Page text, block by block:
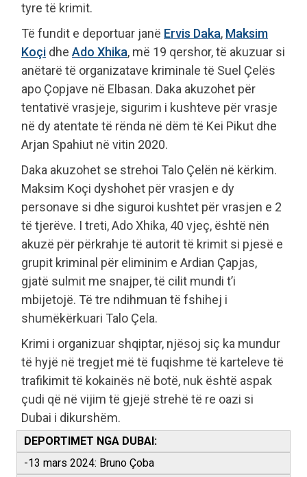
tyre të krimit.
Të fundit e deportuar janë Ervis Daka, Maksim
Koçi dhe Ado Xhika, më 19 qershor, të akuzuar si
anëtarë të organizatave kriminale të Suel Çelës
apo Çopjave në Elbasan. Daka akuzohet për
tentativë vrasjeje, sigurim i kushteve për vrasje
në dy atentate të rënda në dëm të Kei Pikut dhe
Arjan Spahiut në vitin 2020.
Daka akuzohet se strehoi Talo Çelën në kërkim.
Maksim Koçi dyshohet për vrasjen e dy
personave si dhe siguroi kushtet për vrasjen e 2
të tjerëve. I treti, Ado Xhika, 40 vjeç, është nën
akuzë për përkrahje të autorit të krimit si pjesë e
grupit kriminal për eliminim e Ardian Çapjas,
gjatë sulmit me snajper, të cilit mundi t’i
mbijetojë. Të tre ndihmuan të fshihej i
shumëkërkuari Talo Çela.
Krimi i organizuar shqiptar, njësoj siç ka mundur
të hyjë në tregjet më të fuqishme të karteleve të
trafikimit të kokainës në botë, nuk është aspak
çudi që në vijim të gjejë strehë të re oazi si
Dubai i dikurshëm.
DEPORTIMET NGA DUBAI:
-13 mars 2024: Bruno Çoba